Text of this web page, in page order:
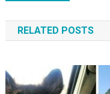
по
записям
RELATED POSTS